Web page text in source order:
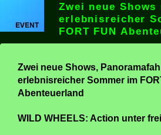
Zwei neue Shows
erlebnisreicher
FORT FUN
Zwei neue Shows,
erlebnisreicher Sommer im
Abenteuerland
WILD WHEELS: Action unter